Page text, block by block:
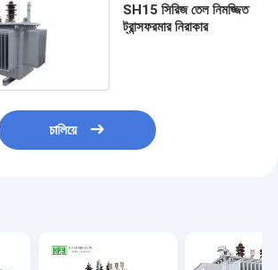
SH15 সিরিজ তেল নিমজ্জিত
ট্রান্সফরমার নিরাকার
চালিয়ে